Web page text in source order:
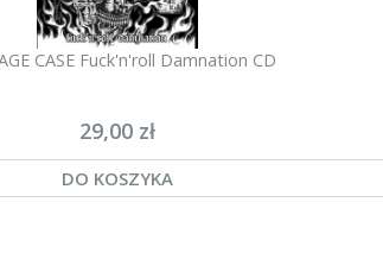
CASE Fuck'n'roll Damnation CD
29,00 zł
DO KOSZYKA